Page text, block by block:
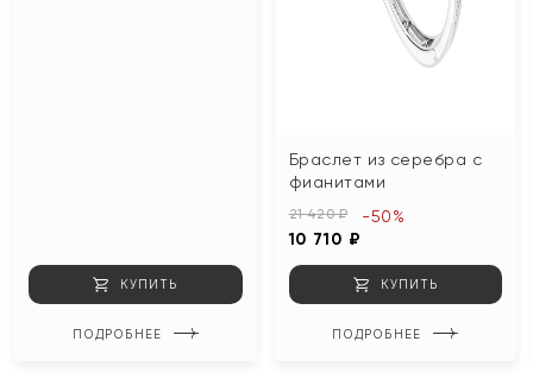
КУПИТЬ
ПОДРОБНЕЕ
Браслет из серебра с
фианитами
21 420 ₽
10 710 ₽
-50%
КУПИТЬ
ПОДРОБНЕЕ